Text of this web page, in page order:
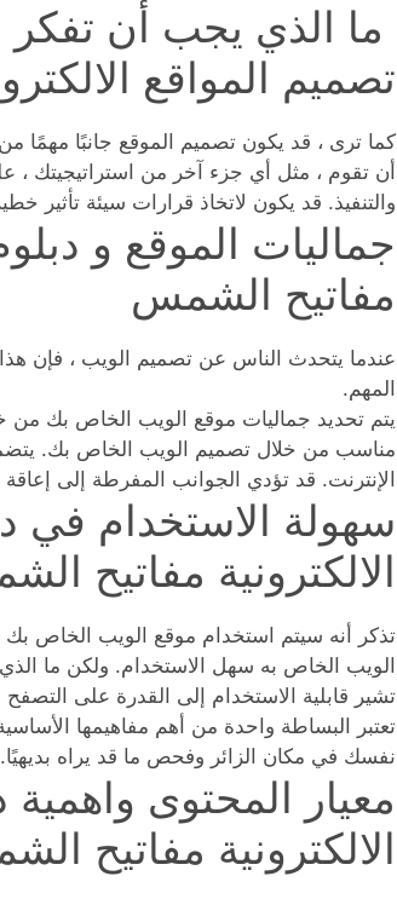
ما الذي يجب أن
تصميم المواقع
كما ترى ، قد يكون تصميم الموقع جانبًا مهمًا
أن تقوم ، مثل أي جزء آخر من استراتيجيتك ،
والتنفيذ. قد يكون لاتخاذ قرارات سيئة تأثير
جماليات الموقع و
مفاتيح الشمس
عندما يتحدث الناس عن تصميم الويب ، فإن
المهم.
يتم تحديد جماليات موقع الويب الخاص بك من
مناسب من خلال تصميم الويب الخاص بك.
الإنترنت. قد تؤدي الجوانب المفرطة إلى
سهولة الاستخدام في
الالكترونية مفاتيح
تذكر أنه سيتم استخدام موقع الويب الخاص
الويب الخاص به سهل الاستخدام. ولكن ما
تشير قابلية الاستخدام إلى القدرة على
تعتبر البساطة واحدة من أهم مفاهيمها
نفسك في مكان الزائر وفحص ما قد يراه بديهيًا.
معيار المحتوى
الالكترونية مفاتيح